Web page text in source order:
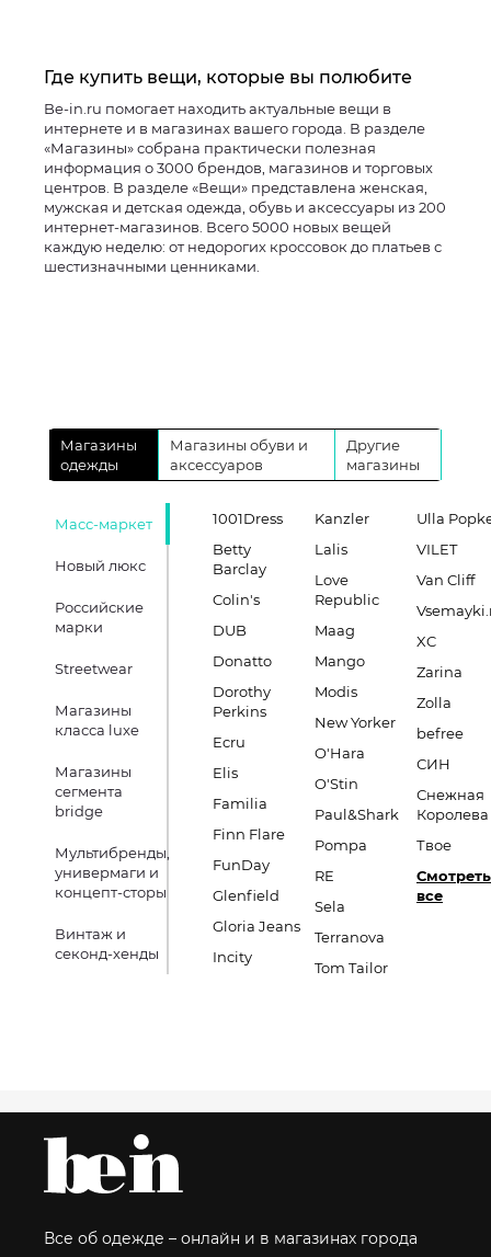
Где купить вещи, которые вы полюбите
Be-in.ru помогает находить актуальные вещи в
интернете и в магазинах вашего города. В разделе
«Магазины» собрана практически полезная
информация о 3000 брендов, магазинов и торговых
центров. В разделе «Вещи» представлена женская,
мужская и детская одежда, обувь и аксессуары из 200
интернет-магазинов. Всего 5000 новых вещей
каждую неделю: от недорогих кроссовок до платьев с
шестизначными ценниками.
Магазины
одежды
Магазины обуви и
аксессуаров
Другие
магазины
Масс-маркет
Новый люкс
Российские
марки
Streetwear
Магазины
класса luxe
Магазины
сегмента
bridge
Мультибренды,
универмаги и
концепт-сторы
Винтаж и
секонд-хенды
1001Dress
Betty
Barclay
Colin's
DUB
Donatto
Dorothy
Perkins
Ecru
Elis
Familia
Finn Flare
FunDay
Glenfield
Gloria Jeans
Incity
Kanzler
Lalis
Love
Republic
Maag
Mango
Modis
New Yorker
O'Hara
O'Stin
Paul&Shark
Pompa
RE
Sela
Terranova
Tom Tailor
Ulla
VILET
Van Cliff
XC
Zarina
Zolla
befree
СИН
Снежная
Королева
Твое
Смотреть
все
Все об одежде – онлайн и в магазинах города